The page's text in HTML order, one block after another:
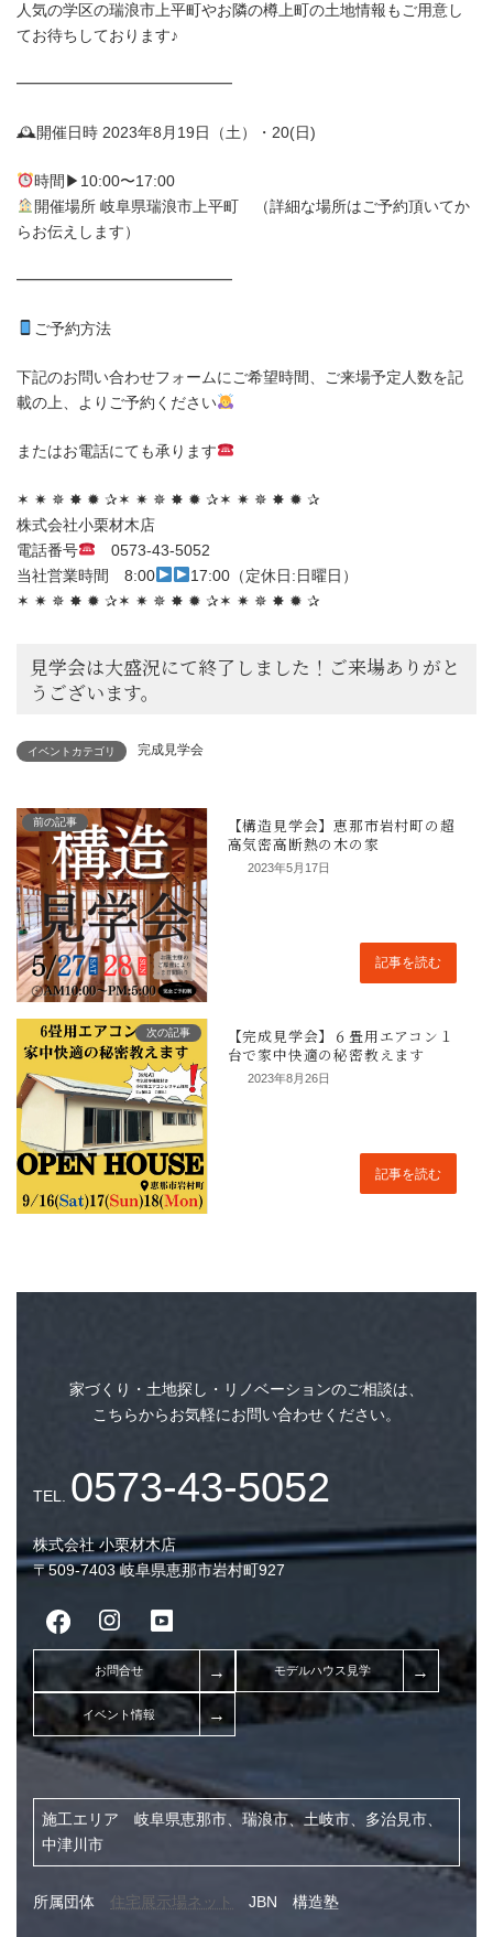
人気の学区の瑞浪市上平町やお隣の樽上町の土地情報もご用意し
てお待ちしております♪
━━━━━━━━━━━━━━
🕰開催日時 2023年8月19日（土）・20(日)
時間▶10:00〜17:00
開催場所 岐阜県瑞浪市上平町 （詳細な場所はご予約頂いてか
らお伝えします）
━━━━━━━━━━━━━━
ご予約方法
下記のお問い合わせフォームにご希望時間、ご来場予定人数を記
載の上、よりご予約ください
またはお電話にても承ります
✶ ✷ ✵ ✸ ✹ ✰✶ ✷ ✵ ✸ ✹ ✰✶ ✷ ✵ ✸ ✹ ✰
株式会社小栗材木店
電話番号
0573-43-5052
当社営業時間 8:00
17:00（定休日:日曜日）
✶ ✷ ✵ ✸ ✹ ✰✶ ✷ ✵ ✸ ✹ ✰✶ ✷ ✵ ✸ ✹ ✰
見学会は大盛況にて終了しました！ご来場
イベントカテゴリ 完成見学会
前の記事
【構造見学会】恵那市
2023年5月17日
記事を読む
次の記事
【完成見学会】６畳用
台で家中快適の秘密教
2023年8月26日
記事を読む
家づくり・土地探し・リノベーションのご相談は、
こちらからお気軽にお問い合わせください。
株式会社 小栗材木店
〒509-7403 岐阜県恵那市岩村町927
施工エリア 岐阜県恵那市、瑞浪市、土岐市、多治見市、
中津川市
所属団体 住宅展示場ネット JBN 構造塾